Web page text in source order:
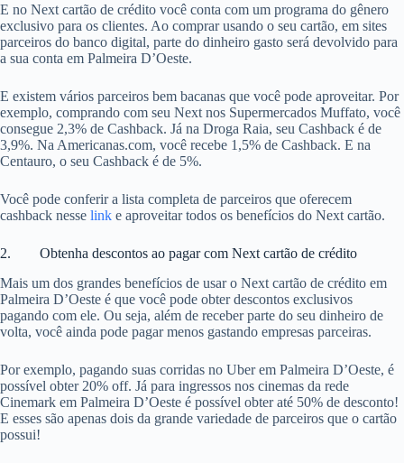
E no Next cartão de crédito você conta com um programa do gênero
exclusivo para os clientes. Ao comprar usando o seu cartão, em sites
parceiros do banco digital, parte do dinheiro gasto será devolvido para
a sua conta em Palmeira D’Oeste.
E existem vários parceiros bem bacanas que você pode aproveitar. Por
exemplo, comprando com seu Next nos Supermercados Muffato, você
consegue 2,3% de Cashback. Já na Droga Raia, seu Cashback é de
3,9%. Na Americanas.com, você recebe 1,5% de Cashback. E na
Centauro, o seu Cashback é de 5%.
Você pode conferir a lista completa de parceiros que oferecem
cashback nesse link e aproveitar todos os benefícios do Next cartão.
2. Obtenha descontos ao pagar com Next cartão de crédito
Mais um dos grandes benefícios de usar o Next cartão de crédito em
Palmeira D’Oeste é que você pode obter descontos exclusivos
pagando com ele. Ou seja, além de receber parte do seu dinheiro de
volta, você ainda pode pagar menos gastando empresas parceiras.
Por exemplo, pagando suas corridas no Uber em Palmeira D’Oeste, é
possível obter 20% off. Já para ingressos nos cinemas da rede
Cinemark em Palmeira D’Oeste é possível obter até 50% de desconto!
E esses são apenas dois da grande variedade de parceiros que o cartão
possui!